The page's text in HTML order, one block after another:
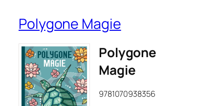
Polygone Magie
Polygone
Magie
9781070938356